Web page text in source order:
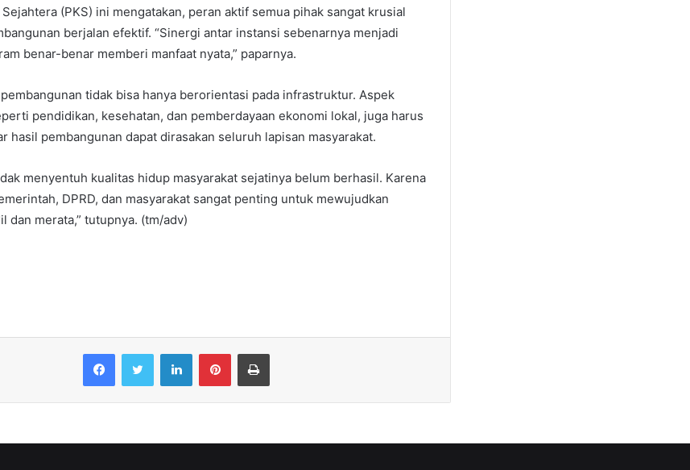
(PKS) ini mengatakan, peran aktif semua pihak sangat krusial
berjalan efektif. “Sinergi antar instansi sebenarnya menjadi
benar-benar memberi manfaat nyata,” paparnya.
tidak bisa hanya berorientasi pada infrastruktur. Aspek
pendidikan, kesehatan, dan pemberdayaan ekonomi lokal, juga harus
hasil pembangunan dapat dirasakan seluruh lapisan masyarakat.
menyentuh kualitas hidup masyarakat sejatinya belum berhasil. Karena
DPRD, dan masyarakat sangat penting untuk mewujudkan
dan merata,” tutupnya. (tm/adv)
FacebookTwitter LinkedInPinterestPrint